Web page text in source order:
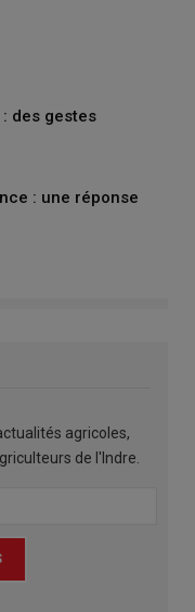
des gestes
: une réponse
agricoles,
de l'Indre.